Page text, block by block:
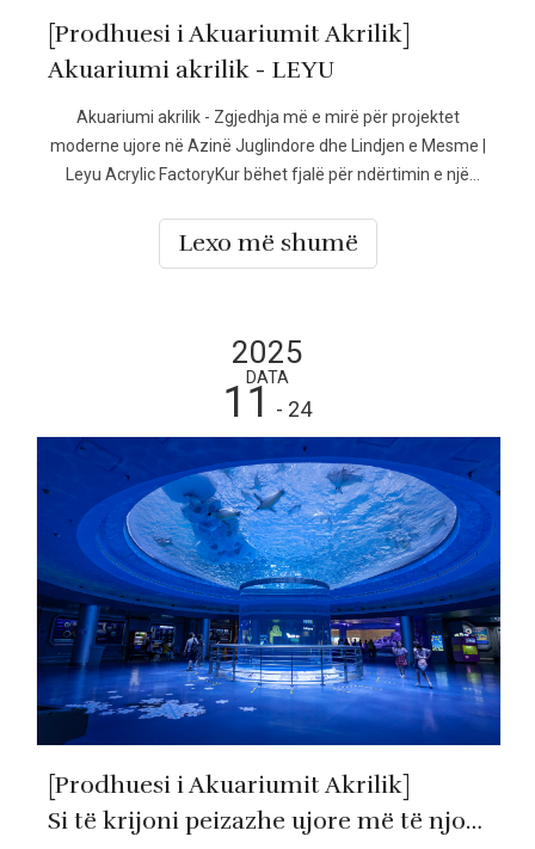
[Prodhuesi i Akuariumit Akrilik]
Akuariumi akrilik - LEYU
Akuariumi akrilik - Zgjedhja më e mirë për projektet
moderne ujore në Azinë Juglindore dhe Lindjen e Mesme |
Leyu Acrylic FactoryKur bëhet fjalë për ndërtimin e një
qartësi të lartë, më shumë blerës në Azinë Juglindore dhe
Lexo më shumë
2025
DATA
11 - 24
[Prodhuesi i Akuariumit Akrilik]
Si të krijoni peizazhe ujore më të njohura?